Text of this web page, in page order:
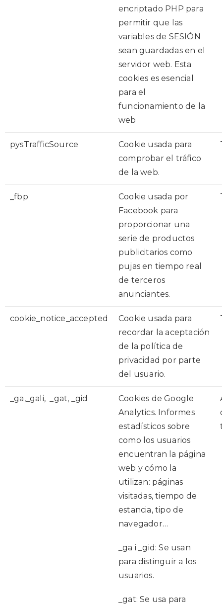
encriptado PHP para
permitir que las
variables de SESIÓN
sean guardadas en el
servidor web. Esta
cookies es esencial
para el
funcionamiento de la
web
pysTrafficSource
Cookie usada para
comprobar el tráfico
de la web.
_fbp
Cookie usada por
Facebook para
proporcionar una
serie de productos
publicitarios como
pujas en tiempo real
de terceros
anunciantes.
cookie_notice_accepted
Cookie usada para
recordar la aceptación
de la política de
privacidad por parte
del usuario.
_ga,_gali, _gat, _gid
Cookies de Google
Analytics. Informes
estadísticos sobre
como los usuarios
encuentran la página
web y cómo la
utilizan: páginas
visitadas, tiempo de
estancia, tipo de
navegador…
_ga i _gid: Se usan
para distinguir a los
usuarios.
_gat: Se usa para